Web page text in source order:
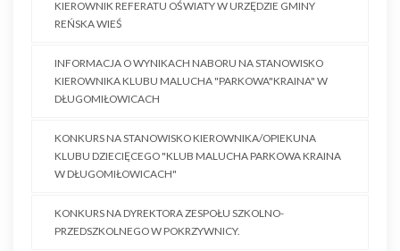
KIEROWNIK REFERATU OŚWIATY W URZĘDZIE GMINY
REŃSKA WIEŚ
INFORMACJA O WYNIKACH NABORU NA STANOWISKO
KIEROWNIKA KLUBU MALUCHA "PARKOWA"KRAINA" W
DŁUGOMIŁOWICACH
KONKURS NA STANOWISKO KIEROWNIKA/OPIEKUNA
KLUBU DZIECIĘCEGO "KLUB MALUCHA PARKOWA KRAINA
W DŁUGOMIŁOWICACH"
KONKURS NA DYREKTORA ZESPOŁU SZKOLNO-
PRZEDSZKOLNEGO W POKRZYWNICY.